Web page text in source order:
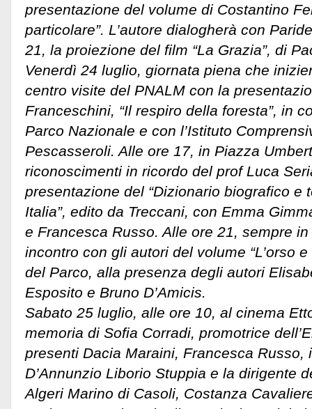
presentazione del volume di Costantino
particolare”. L’autore dialogherà con
21, la proiezione del film “La Grazia”, di
Venerdì 24 luglio, giornata piena che
centro visite del PNALM con la
Franceschini, “Il respiro della foresta”, in
Parco Nazionale e con l’Istituto
Pescasseroli. Alle ore 17, in Piazza
riconoscimenti in ricordo del prof Luca
presentazione del “Dizionario biografico e
Italia”, edito da Treccani, con Emma
e Francesca Russo. Alle ore 21, sempre
incontro con gli autori del volume “L’orso
del Parco, alla presenza degli autori
Esposito e Bruno D’Amicis.
Sabato 25 luglio, alle ore 10, al cinema
memoria di Sofia Corradi, promotrice
presenti Dacia Maraini, Francesca Russo,
D’Annunzio Liborio Stuppia e la dirigente
Algeri Marino di Casoli, Costanza